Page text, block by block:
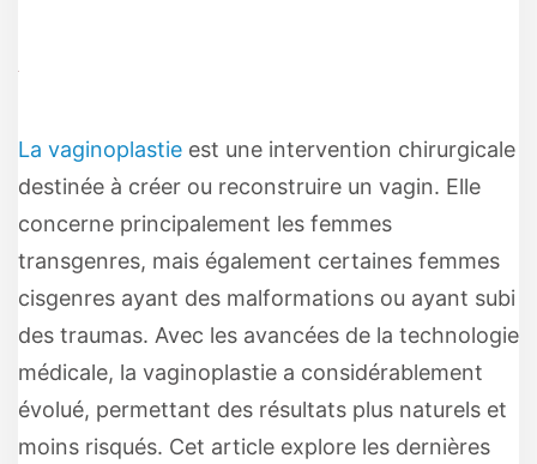
La vaginoplastie est une intervention chirurgicale
destinée à créer ou reconstruire un vagin. Elle
concerne principalement les femmes
transgenres, mais également certaines femmes
cisgenres ayant des malformations ou ayant subi
des traumas. Avec les avancées de la technologie
médicale, la vaginoplastie a considérablement
évolué, permettant des résultats plus naturels et
moins risqués. Cet article explore les dernières